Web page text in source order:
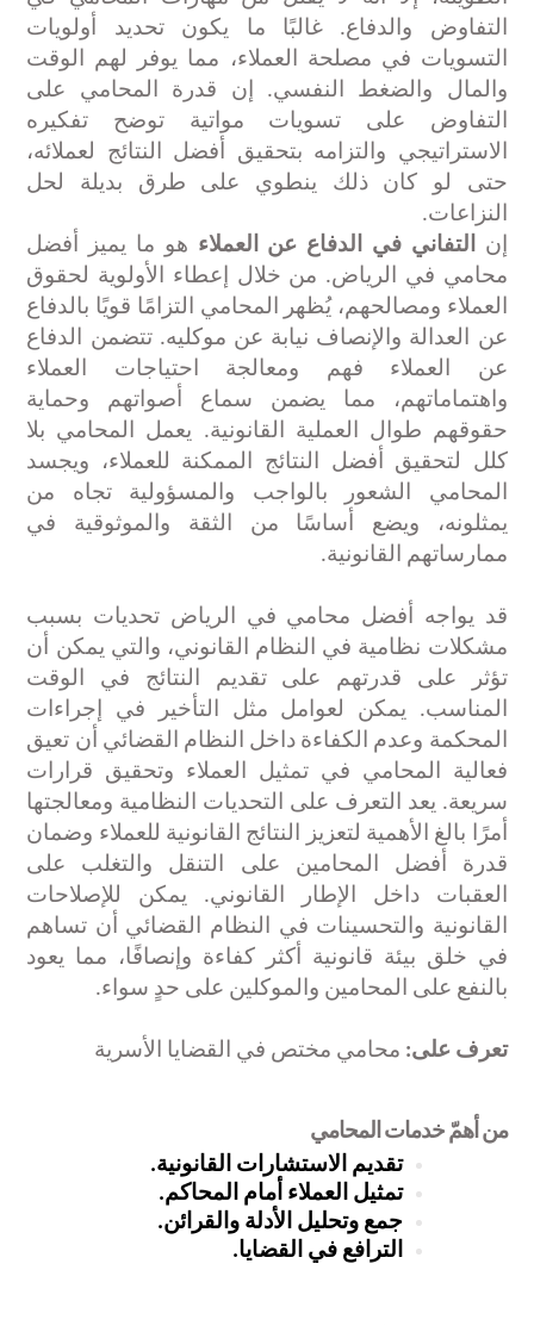
التفاوض والدفاع. غالبًا ما يكون تحديد أولويات
التسويات في مصلحة العملاء، مما يوفر لهم الوقت
والمال والضغط النفسي. إن قدرة المحامي على
التفاوض على تسويات مواتية توضح تفكيره
الاستراتيجي والتزامه بتحقيق أفضل النتائج لعملائه،
حتى لو كان ذلك ينطوي على طرق بديلة لحل
النزاعات.
إنالتفاني في الدفاع عن العملاء هو ما يميز أفضل
محامي في الرياض. من خلال إعطاء الأولوية لحقوق
العملاء ومصالحهم، يُظهر المحامي التزامًا قويًا بالدفاع
عن العدالة والإنصاف نيابة عن موكليه. تتضمن الدفاع
عن العملاء فهم ومعالجة احتياجات العملاء
واهتماماتهم، مما يضمن سماع أصواتهم وحماية
حقوقهم طوال العملية القانونية. يعمل المحامي بلا
كلل لتحقيق أفضل النتائج الممكنة للعملاء، ويجسد
المحامي الشعور بالواجب والمسؤولية تجاه من
يمثلونه، ويضع أساسًا من الثقة والموثوقية في
ممارساتهم القانونية.
قد يواجه أفضل محامي في الرياض تحديات بسبب
مشكلات نظامية في النظام القانوني، والتي يمكن أن
تؤثر على قدرتهم على تقديم النتائج في الوقت
المناسب. يمكن لعوامل مثل التأخير في إجراءات
المحكمة وعدم الكفاءة داخل النظام القضائي أن تعيق
فعالية المحامي في تمثيل العملاء وتحقيق قرارات
سريعة. يعد التعرف على التحديات النظامية ومعالجتها
أمرًا بالغ الأهمية لتعزيز النتائج القانونية للعملاء وضمان
قدرة أفضل المحامين على التنقل والتغلب على
العقبات داخل الإطار القانوني. يمكن للإصلاحات
القانونية والتحسينات في النظام القضائي أن تساهم
في خلق بيئة قانونية أكثر كفاءة وإنصافًا، مما يعود
بالنفع على المحامين والموكلين على حدٍ سواء.
تعرف على: محامي مختص في القضايا الأسرية
من أهمّ خدمات المحامي
تقديم الاستشارات القانونية.
تمثيل العملاء أمام المحاكم.
جمع وتحليل الأدلة والقرائن.
الترافع في القضايا.